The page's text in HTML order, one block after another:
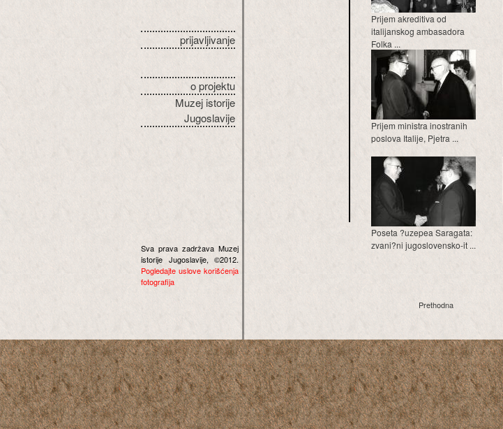
prijavljivanje
o projektu
Muzej istorije
Jugoslavije
Sva prava zadržava Muzej
istorije Jugoslavije, ©2012.
Pogledajte uslove korišćenja
fotografija
Prijem akreditiva od
italijanskog ambasadora
Folka ...
Prijem ministra inostranih
poslova Italije, Pjetra ...
Poseta ?uzepea Saragata:
zvani?ni jugoslovensko-it ...
Prethodna